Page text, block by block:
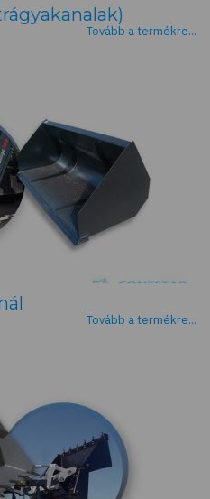
Tovább a termékre...
Tovább a termékre...